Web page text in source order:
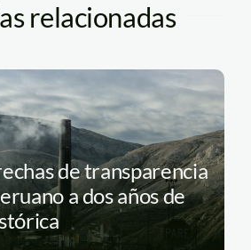
relacionadas
de transparencia
a dos años de